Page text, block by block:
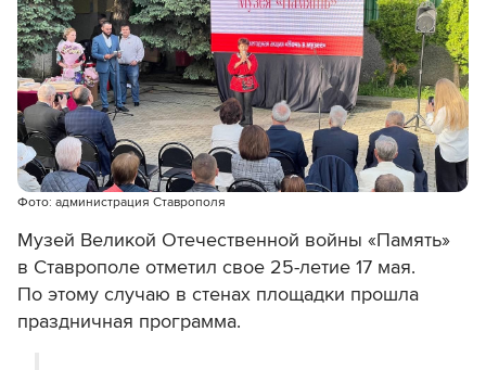
Фото: администрация Ставрополя
Музей Великой Отечественной войны «Память»
в Ставрополе отметил свое 25-летие 17 мая.
По этому случаю в стенах площадки прошла
праздничная программа.